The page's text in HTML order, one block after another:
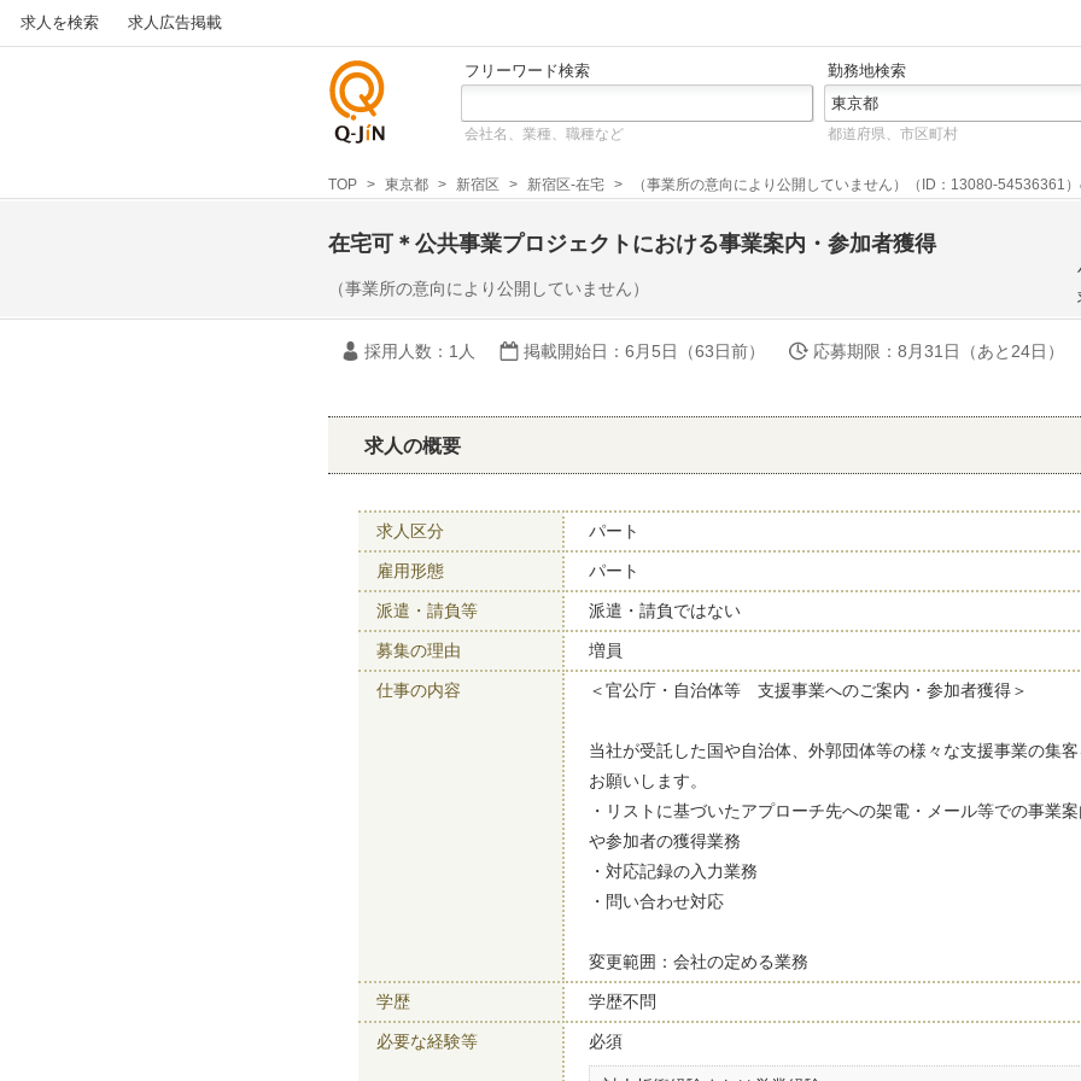
求人を検索 求人広告掲載
しの求
人サイ
フリーワード検索 勤務地検索
会社名、業種、職種など 都道府県、市区町村
TOP 東京都 新宿区 新宿区-在宅 （事業所の意向により公開していません）（ID：13080-54536361
在宅可＊公共事業プロジェクトにおける事業案内・参加者獲得
（事業所の意向により公開していません）
採用人数 ：1人 掲載開始日 ：6月5日（63日前） 応募期限 ：8月31日（あと24日）
求人の概要
求人区分 パート
雇用形態 パート
派遣・請負等 派遣・請負ではない
募集の理由 増員
仕事の内容 ＜官公庁・自治体等 支援事業へのご案内・参加者獲得＞
当社が受託した国や自治体、外郭団体等の様々な支援事業の集
お願いします。
・リストに基づいたアプローチ先への架電・メール等での事業
や参加者の獲得業務
・対応記録の入力業務
・問い合わせ対応
変更範囲：会社の定める業務
学歴 学歴不問
必要な経験等 必須